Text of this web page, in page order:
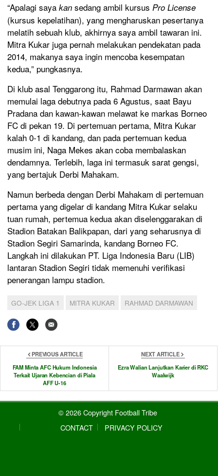
“Apalagi saya kan sedang ambil kursus Pro License
(kursus kepelatihan), yang mengharuskan pesertanya
melatih sebuah klub, akhirnya saya ambil tawaran ini.
Mitra Kukar juga pernah melakukan pendekatan pada
2014, makanya saya ingin mencoba kesempatan
kedua,” pungkasnya.
Di klub asal Tenggarong itu, Rahmad Darmawan akan
memulai laga debutnya pada 6 Agustus, saat Bayu
Pradana dan kawan-kawan melawat ke markas Borneo
FC di pekan 19. Di pertemuan pertama, Mitra Kukar
kalah 0-1 di kandang, dan pada pertemuan kedua
musim ini, Naga Mekes akan coba membalaskan
dendamnya. Terlebih, laga ini termasuk sarat gengsi,
yang bertajuk Derbi Mahakam.
Namun berbeda dengan Derbi Mahakam di pertemuan
pertama yang digelar di kandang Mitra Kukar selaku
tuan rumah, pertemua kedua akan diselenggarakan di
Stadion Batakan Balikpapan, dari yang seharusnya di
Stadion Segiri Samarinda, kandang Borneo FC.
Langkah ini dilakukan PT. Liga Indonesia Baru (LIB)
lantaran Stadion Segiri tidak memenuhi verifikasi
penerangan lampu stadion.
GO-JEK LIGA 1 MITRA KUKAR RAHMAD DARMAWAN
PREVIOUS ARTICLE
FAM Minta AFC Hukum Indonesia
Terkait Ujaran Kebencian di Piala
AFF U-16
NEXT ARTICLE
Ezra Walian Lanjutkan Karier di RKC
Waalwijk
© 2026 Copyright Football Tribe
CONTACT
PRIVACY POLICY